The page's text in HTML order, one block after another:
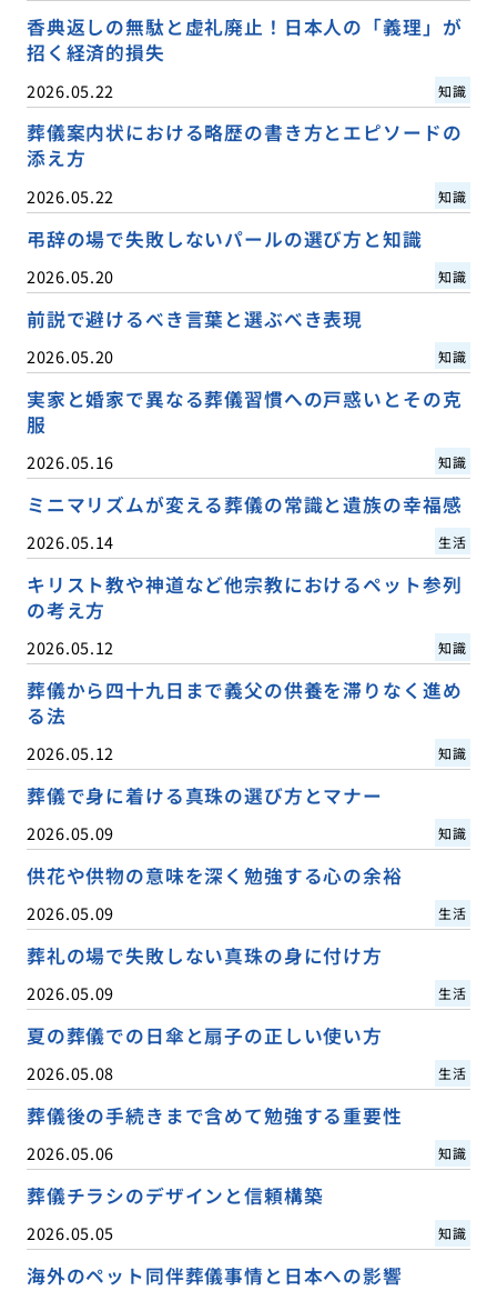
香典返しの無駄と虚礼廃止！日本人の「義理」が
招く経済的損失
2026.05.22 知識
葬儀案内状における略歴の書き方とエピソードの
添え方
2026.05.22 知識
弔辞の場で失敗しないパールの選び方と知識
2026.05.20 知識
前説で避けるべき言葉と選ぶべき表現
2026.05.20 知識
実家と婚家で異なる葬儀習慣への戸惑いとその克
服
2026.05.16 知識
ミニマリズムが変える葬儀の常識と遺族の幸福感
2026.05.14 生活
キリスト教や神道など他宗教におけるペット参列
の考え方
2026.05.12 知識
葬儀から四十九日まで義父の供養を滞りなく進め
る法
2026.05.12 知識
葬儀で身に着ける真珠の選び方とマナー
2026.05.09 知識
供花や供物の意味を深く勉強する心の余裕
2026.05.09 生活
葬礼の場で失敗しない真珠の身に付け方
2026.05.09 生活
夏の葬儀での日傘と扇子の正しい使い方
2026.05.08 生活
葬儀後の手続きまで含めて勉強する重要性
2026.05.06 知識
葬儀チラシのデザインと信頼構築
2026.05.05 知識
海外のペット同伴葬儀事情と日本への影響